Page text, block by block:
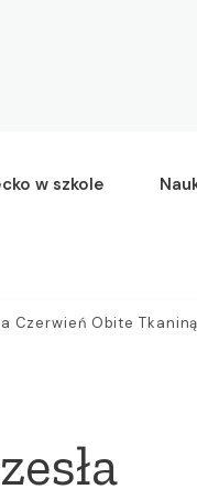
w szkole
Czerwień Obite